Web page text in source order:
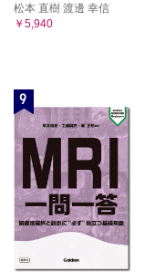
松本 直樹 渡邊 幸信
￥5,940
9